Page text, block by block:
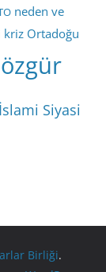
neden ve
kriz Ortadoğu
özgür
İslami Siyasi
Birliği.